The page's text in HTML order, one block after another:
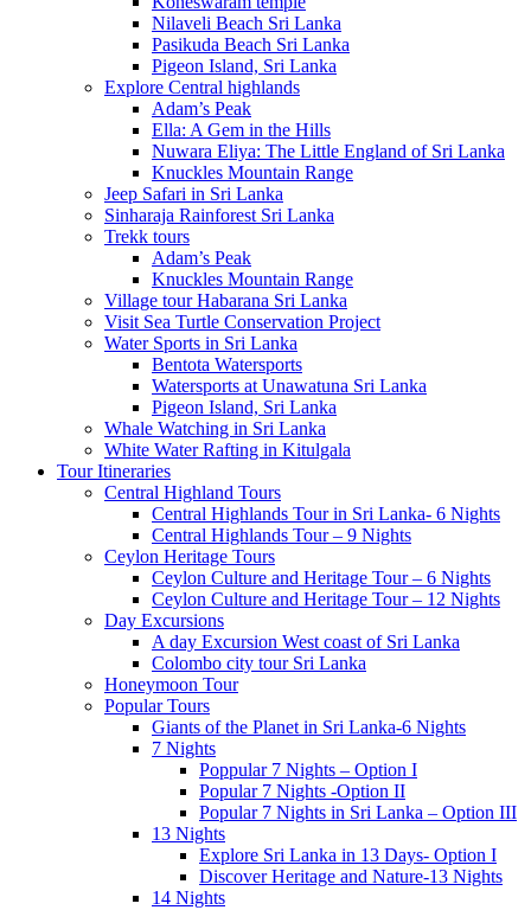
Nilaveli Beach Sri Lanka
Pasikuda Beach Sri Lanka
Pigeon Island, Sri Lanka
Explore Central highlands
Adam’s Peak
Ella: A Gem in the Hills
Nuwara Eliya: The Little England of Sri Lanka
Knuckles Mountain Range
Jeep Safari in Sri Lanka
Sinharaja Rainforest Sri Lanka
Trekk tours
Adam’s Peak
Knuckles Mountain Range
Village tour Habarana Sri Lanka
Visit Sea Turtle Conservation Project
Water Sports in Sri Lanka
Bentota Watersports
Watersports at Unawatuna Sri Lanka
Pigeon Island, Sri Lanka
Whale Watching in Sri Lanka
White Water Rafting in Kitulgala
Tour Itineraries
Central Highland Tours
Central Highlands Tour in Sri Lanka- 6 Nights
Central Highlands Tour – 9 Nights
Ceylon Heritage Tours
Ceylon Culture and Heritage Tour – 6 Nights
Ceylon Culture and Heritage Tour – 12 Nights
Day Excursions
A day Excursion West coast of Sri Lanka
Colombo city tour Sri Lanka
Honeymoon Tour
Popular Tours
Giants of the Planet in Sri Lanka-6 Nights
7 Nights
Poppular 7 Nights – Option I
Popular 7 Nights -Option II
Popular 7 Nights in Sri Lanka – Option III
13 Nights
Explore Sri Lanka in 13 Days- Option I
Discover Heritage and Nature-13 Nights
14 Nights